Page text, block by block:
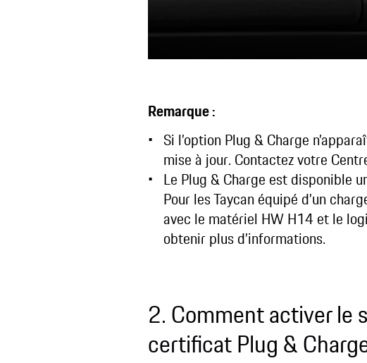
Remarque :
Si l’option Plug & Charge
mise à jour. Contactez votre
Le Plug & Charge est disponible
Pour les Taycan équipé d’un
avec le matériel HW H14 et le
obtenir plus d’informations.
2. Comment activer le
certificat Plug &